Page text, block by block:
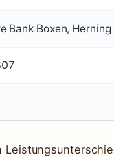
Bank Boxen, Herning